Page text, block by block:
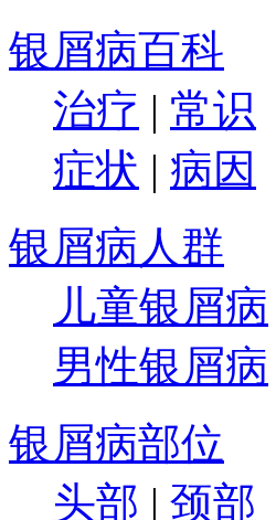
银屑病百科
治疗 | 常识
症状 | 病因
银屑病人群
儿童银屑病
男性银屑病
银屑病部位
头部 | 颈部